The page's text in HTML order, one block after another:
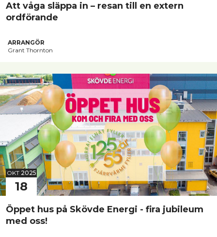
Att våga släppa in – resan till en extern
ordförande
ARRANGÖR
Grant Thornton
OKT 2025
18
Öppet hus på Skövde Energi - fira jubileum
med oss!